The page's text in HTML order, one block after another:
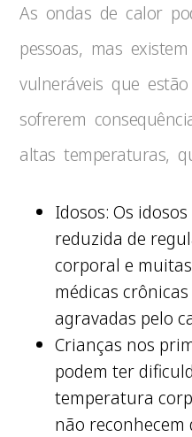
As ondas de calor
pessoas, mas
vulneráveis que
sofrerem
altas temperaturas,
Idosos: Os
reduzida de
corporal e
médicas
agravadas pelo
Crianças nos
podem ter
temperatura
não reconhecem